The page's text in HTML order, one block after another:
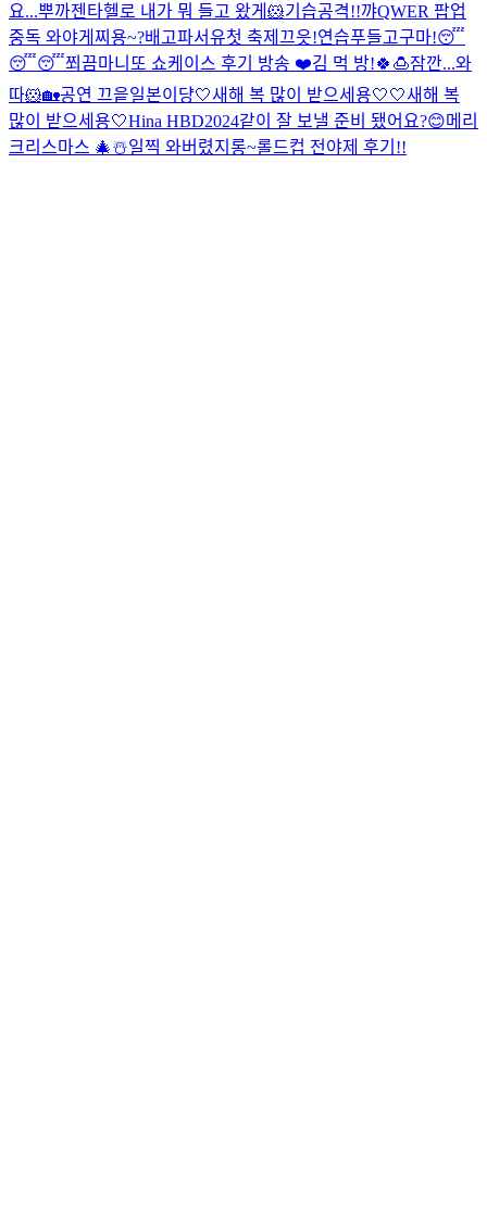
요...뿌까젠타헬로 내가 뭐 들고 왔게 🐹기습공격!!꺄QWER 팝업
중독 와야게찌용~?배고파서유첫 축제끄읏!연습푸들고구마!😴
😴😴쬐끔마니또 쇼케이스 후기 방송 ❤️김 먹 방!🍀🍮잠깐...와
따🐹🏡공연 끄읕일본이댱🤍새해 복 많이 받으세용🤍🤍새해 복
많이 받으세용🤍Hina HBD2024같이 잘 보낼 준비 됐어요?😊메리
크리스마스 🎄☃️일찍 와버렸지롱~롤드컵 전야제 후기!!